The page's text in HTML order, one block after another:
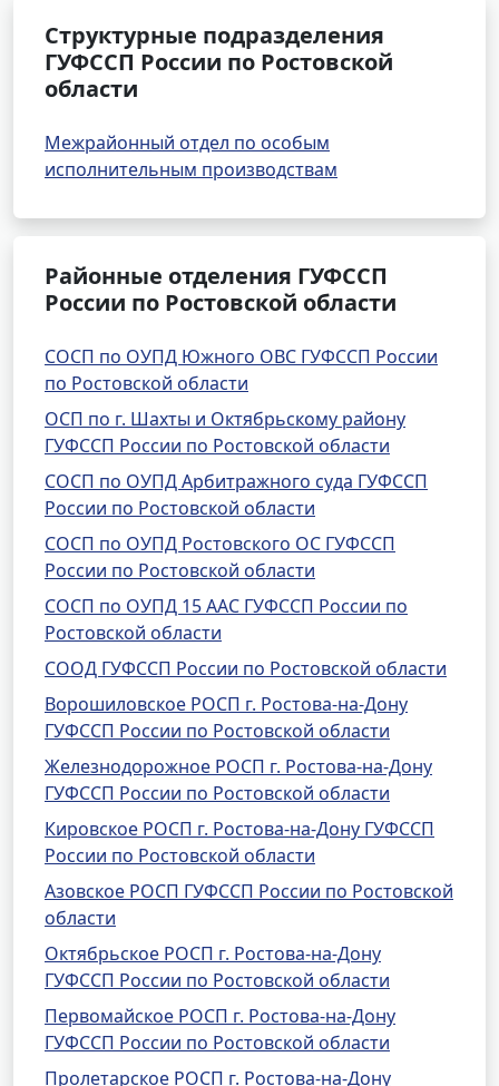
Структурные подразделения
ГУФССП России по Ростовской
области
Межрайонный отдел по особым
исполнительным производствам
Районные отделения ГУФССП
России по Ростовской области
СОСП по ОУПД Южного ОВС ГУФССП России
по Ростовской области
ОСП по г. Шахты и Октябрьскому району
ГУФССП России по Ростовской области
СОСП по ОУПД Арбитражного суда ГУФССП
России по Ростовской области
СОСП по ОУПД Ростовского ОС ГУФССП
России по Ростовской области
СОСП по ОУПД 15 ААС ГУФССП России по
Ростовской области
СООД ГУФССП России по Ростовской области
Ворошиловское РОСП г. Ростова-на-Дону
ГУФССП России по Ростовской области
Железнодорожное РОСП г. Ростова-на-Дону
ГУФССП России по Ростовской области
Кировское РОСП г. Ростова-на-Дону ГУФССП
России по Ростовской области
Азовское РОСП ГУФССП России по Ростовской
области
Октябрьское РОСП г. Ростова-на-Дону
ГУФССП России по Ростовской области
Первомайское РОСП г. Ростова-на-Дону
ГУФССП России по Ростовской области
Пролетарское РОСП г. Ростова-на-Дону